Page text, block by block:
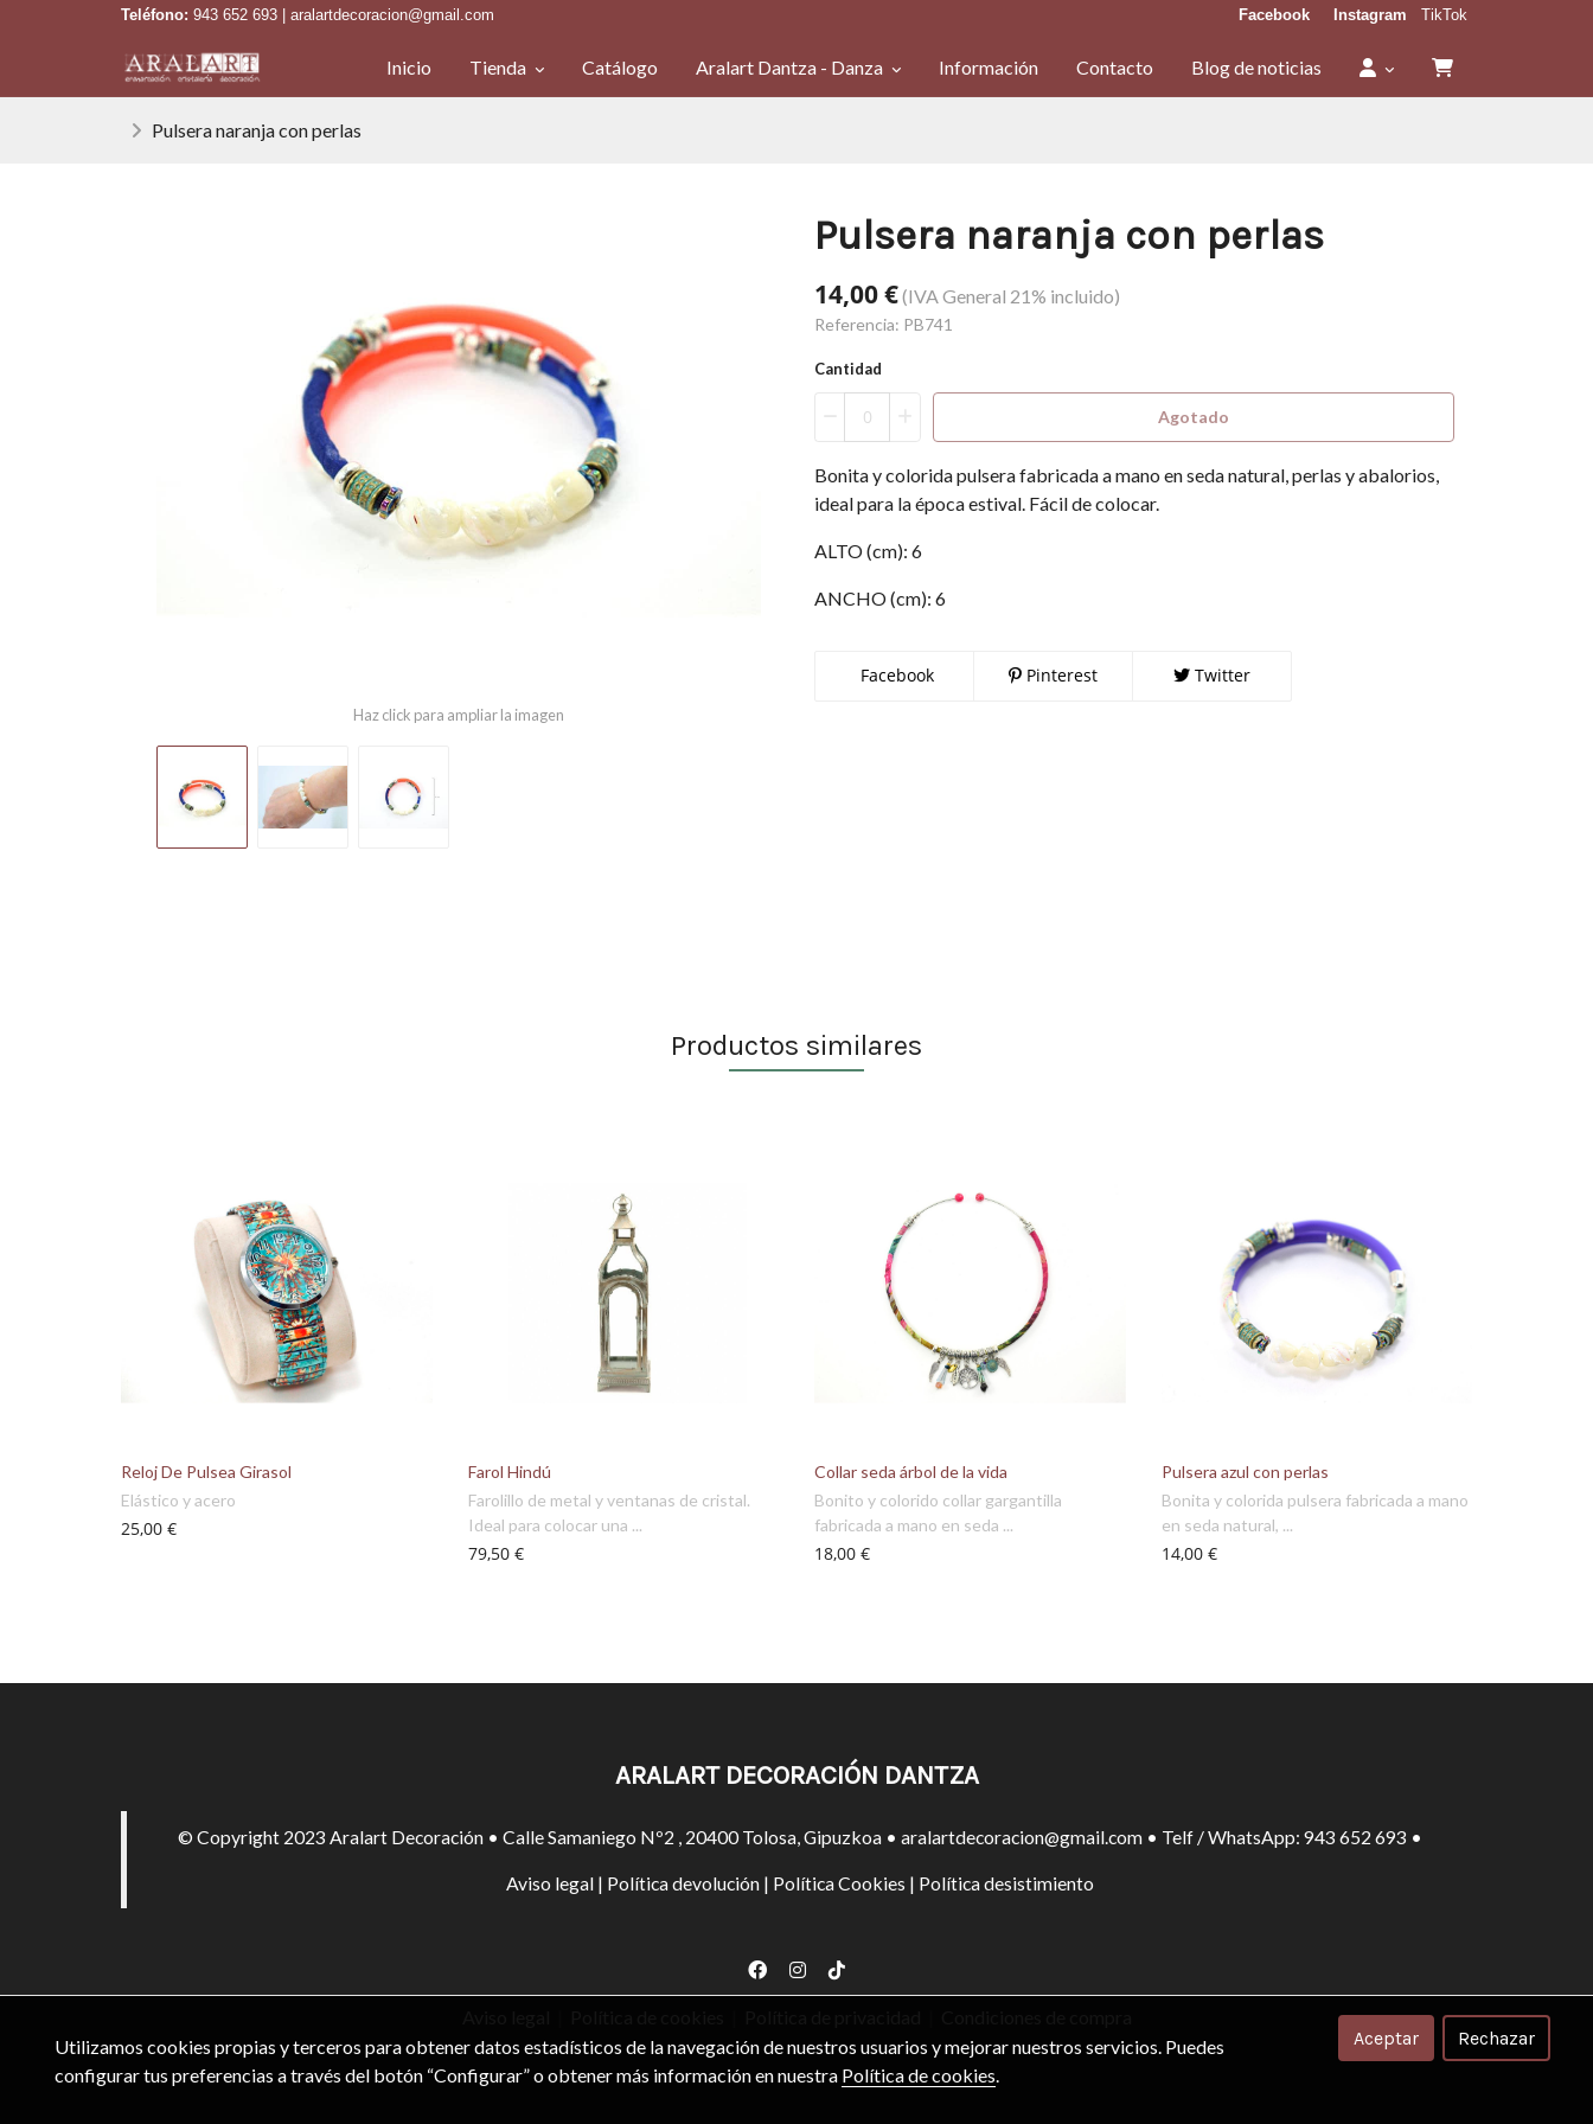
Teléfono: 943 652 693 | aralartdecoracion@gmail.com Facebook Instagram TikTok
Inicio Tienda Catálogo Aralart Dantza - Danza Información Contacto Blog de noticias
Pulsera naranja con perlas
Haz click para ampliar la imagen
Pulsera naranja con perlas
14,00 €(IVA General 21% incluido)
Referencia: PB741
Cantidad
Agotado
Bonita y colorida pulsera fabricada a mano en seda natural, perlas y abalorios,
ideal para la época estival. Fácil de colocar.
ALTO (cm): 6
ANCHO (cm): 6
Facebook Pinterest Twitter
Productos similares
Reloj De Pulsea Girasol
Elástico y acero
25,00 €
Farol Hindú
Farolillo de metal y ventanas de cristal.
Ideal para colocar una ...
79,50 €
Collar seda árbol de la vida
Bonito y colorido collar gargantilla
fabricada a mano en seda ...
18,00 €
Pulsera azul con perlas
Bonita y colorida pulsera fabricada a mano
en seda natural, ...
14,00 €
ARALART DECORACIÓN DANTZA
© Copyright 2023 Aralart Decoración • Calle Samaniego Nº2 , 20400 Tolosa, Gipuzkoa • aralartdecoracion@gmail.com • Telf / WhatsApp: 943 652 693 •
Aviso legal| Política devolución| Política Cookies | Política desistimiento
Utilizamos cookies propias y terceros para obtener datos estadísticos de la navegación de nuestros usuarios y mejorar nuestros servicios. Puedes
configurar tus preferencias a través del botón “Configurar” o obtener más información en nuestra Política de cookies.
Aceptar Rechazar